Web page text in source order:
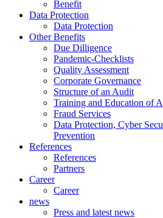
Benefit
Data Protection
Data Protection
Other Benefits
Due Dilligence
Pandemic-Checklists
Quality Assessment
Corporate Governance
Structure of an Audit
Training and Education of
Fraud Services
Data Protection, Cyber
Prevention
References
References
Partners
Career
Career
news
Press and latest news